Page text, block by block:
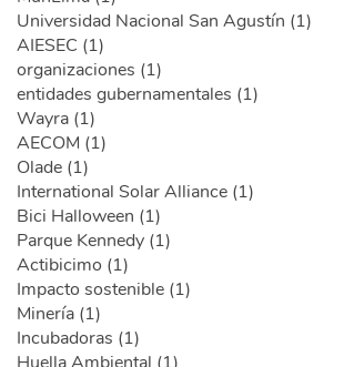
Universidad Nacional San Agustín (1)
AIESEC (1)
organizaciones (1)
entidades gubernamentales (1)
Wayra (1)
AECOM (1)
Olade (1)
International Solar Alliance (1)
Bici Halloween (1)
Parque Kennedy (1)
Actibicimo (1)
Impacto sostenible (1)
Minería (1)
Incubadoras (1)